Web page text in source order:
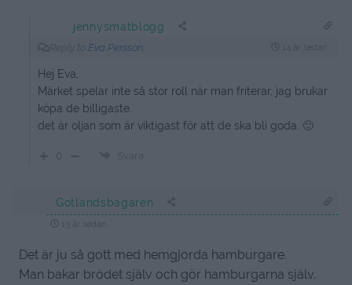
jennysmatblogg
Eva Persson
Hej Eva,
Märket spelar inte så stor roll när man friterar, jag brukar
köpa de billigaste.
det är oljan som är viktigast för att de ska bli goda. 🙂
Svara
Gotlandsbagaren
13 år sedan
Det är ju så gott med hemgjorda hamburgare.
Man bakar brödet själv och gör hamburgarna själv.